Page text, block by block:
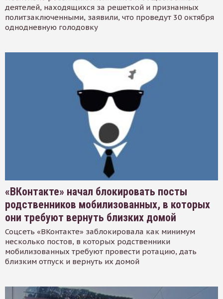
деятелей, находящихся за решеткой и признанных
политзаключенными, заявили, что проведут 30 октября
однодневную голодовку
«ВКонтакте» начал блокировать посты
родственников мобилизованных, в которых
они требуют вернуть близких домой
Соцсеть «ВКонтакте» заблокировала как минимум
несколько постов, в которых родственники
мобилизованных требуют провести ротацию, дать
близким отпуск и вернуть их домой